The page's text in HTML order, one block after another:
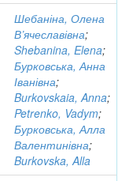
Шебаніна, Олена
В’ячеславівна;
Shebanina, Elena;
Бурковська, Анна
Іванівна;
Burkovskaia, Anna;
Petrenko, Vadym;
Бурковська, Алла
Валентинівна;
Burkovska, Alla